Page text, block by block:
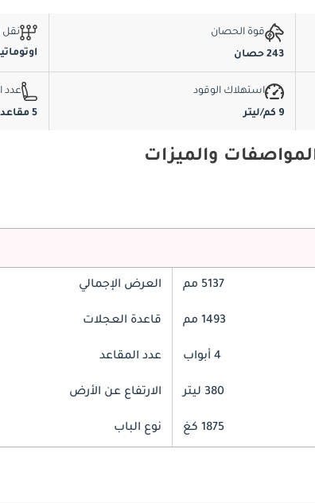
قوة الحصان
243 حصان
نقل
استهلاك الوقود
9 كم/ليتر
عدد
5 مقاعد
5137 مم العرض الإجمالي
1493 مم قاعدة العجلات
4 أبواب عدد المقاعد
380 ليتر الارتفاع عن الأرض
1875 كغ نوع الباب